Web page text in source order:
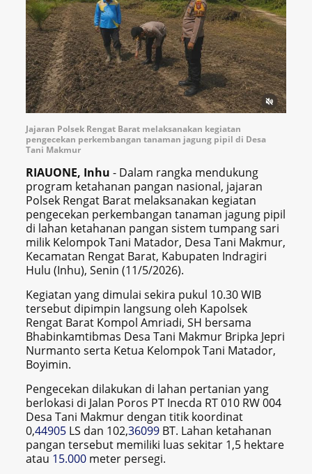
Jajaran Polsek Rengat Barat melaksanakan kegiatan
pengecekan perkembangan tanaman jagung pipil di Desa
Tani Makmur
RIAUONE, Inhu - Dalam rangka mendukung
program ketahanan pangan nasional, jajaran
Polsek Rengat Barat melaksanakan kegiatan
pengecekan perkembangan tanaman jagung pipil
di lahan ketahanan pangan sistem tumpang sari
milik Kelompok Tani Matador, Desa Tani Makmur,
Kecamatan Rengat Barat, Kabupaten Indragiri
Hulu (Inhu), Senin (11/5/2026).
Kegiatan yang dimulai sekira pukul 10.30 WIB
tersebut dipimpin langsung oleh Kapolsek
Rengat Barat Kompol Amriadi, SH bersama
Bhabinkamtibmas Desa Tani Makmur Bripka Jepri
Nurmanto serta Ketua Kelompok Tani Matador,
Boyimin.
Pengecekan dilakukan di lahan pertanian yang
berlokasi di Jalan Poros PT Inecda RT 010 RW 004
Desa Tani Makmur dengan titik koordinat
0,44905 LS dan 102,36099 BT. Lahan ketahanan
pangan tersebut memiliki luas sekitar 1,5 hektare
atau 15.000 meter persegi.